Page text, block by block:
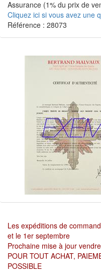
Assurance (1% du prix de
Cliquez ici si vous avez une
Référence : 28073
Les expéditions de
et le 1er septembre
Prochaine mise à jour
POUR TOUT ACHAT,
POSSIBLE